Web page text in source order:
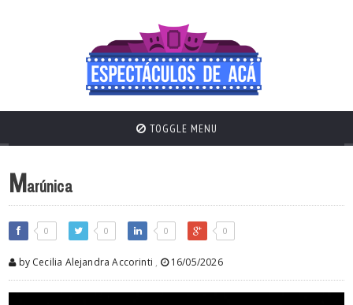
TOGGLE MENU
Marúnica
0 0 0 0
by Cecilia Alejandra Accorinti , 16/05/2026